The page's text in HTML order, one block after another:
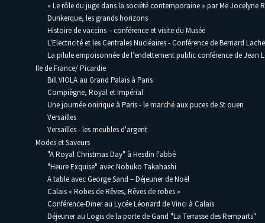
« Le rôle du juge dans la société contemporaine » par Me Jocelyne
Dunkerque, les grands horizons
Histoire de vaccins – conférence et visite du Musée
L'Electricité et les Centrales Nucléaires - Conférence de Bernard
La pilule empoisonnée de l’endettement public conférence de Jean
Ile de France/ Picardie
Bill VIOLA au Grand Palais à Paris
Compiègne, Royal et Impérial
Une journée onirique à Paris - le marché aux puces de St ouen
Versailles
Versailles - les meubles d'argent
Modes et Saveurs
"A Royal Christmas Day" à Hesdin l'abbé
"Heure Exquise" avec Nobuko Takahashi
A table avec George Sand – Déjeuner de Noël
Calais « Robes de Rêves, Rêves de robes »
Conférence-Diner au Lycée Léonard de Vinci à Calais
Déjeuner au Logis de la porte de Gand "La Terrasse des Remparts"